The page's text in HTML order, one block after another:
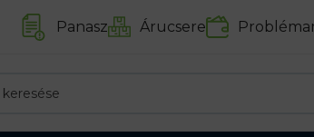
Panasz Árucsere